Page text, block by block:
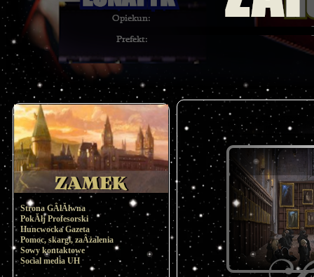
Strona GÂłĂłwna
PokĂłj Profesorski
Huncwocka Gazeta
Pomoc, skargi, zaÂżalenia
Sowy kontaktowe
Social media UH